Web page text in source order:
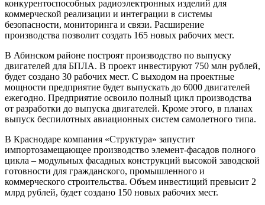
конкурентоспособных радиоэлектронных изделий для
коммерческой реализации и интеграции в системы
безопасности, мониторинга и связи. Расширение
производства позволит создать 165 новых рабочих мест.
В Абинском районе построят производство по выпуску
двигателей для БПЛА. В проект инвестируют 750 млн рублей,
будет создано 30 рабочих мест. С выходом на проектные
мощности предприятие будет выпускать до 6000 двигателей
ежегодно. Предприятие освоило полный цикл производства
от разработки до выпуска двигателей. Кроме этого, в планах
выпуск беспилотных авиационных систем самолетного типа.
В Краснодаре компания «Структура» запустит
импортозамещающее производство элемент-фасадов полного
цикла – модульных фасадных конструкций высокой заводской
готовности для гражданского, промышленного и
коммерческого строительства. Объем инвестиций превысит 2
млрд рублей, будет создано 150 новых рабочих мест.